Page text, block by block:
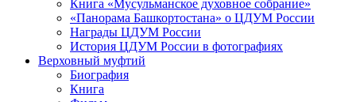
Книга «Мусульманское духовное собрание»
«Панорама Башкортостана» о ЦДУМ России
Награды ЦДУМ России
История ЦДУМ России в фотографиях
Верховный муфтий
Биография
Книга